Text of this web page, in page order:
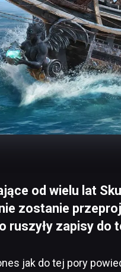
od wielu lat
zostanie
ruszyły zapisy do
jak do tej pory